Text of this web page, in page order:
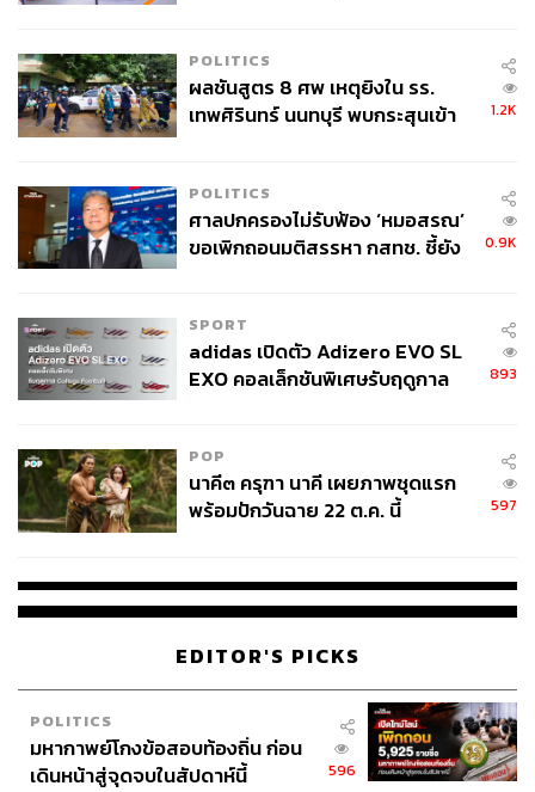
POLITICS
ผลชันสูตร 8 ศพ เหตุยิงใน รร.
เทพศิรินทร์ นนทบุรี พบกระสุนเข้า
1.2K
POLITICS
ศาลปกครองไม่รับฟ้อง ‘หมอสรณ’
ขอเพิกถอนมติสรรหา กสทช. ชี้ยัง
0.9K
SPORT
adidas เปิดตัว Adizero EVO SL
EXO คอลเล็กชันพิเศษรับฤดูกาล
893
POP
นาคี๓ ครุฑา นาคี เผยภาพชุดแรก
พร้อมปักวันฉาย 22 ต.ค. นี้
597
EDITOR'S PICKS
POLITICS
มหากาพย์โกงข้อสอบท้องถิ่น ก่อน
เดินหน้าสู่จุดจบในสัปดาห์นี้
596